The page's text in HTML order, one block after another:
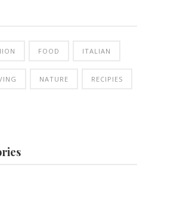
FOOD ITALIAN
NATURE RECIPIES